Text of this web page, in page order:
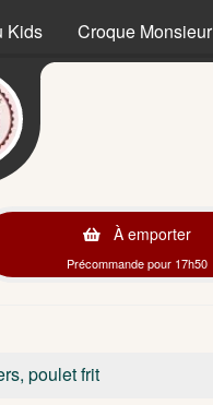
Kids Croque Monsieur
À emporter
Précommande pour 17h50
poulet frit